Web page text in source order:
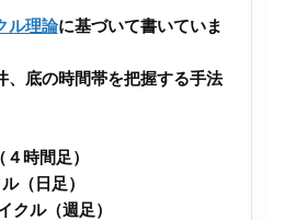
ル理論に基づいて書いていま
、底の時間帯を把握する手法
時間足）
（日足）
クル（週足）